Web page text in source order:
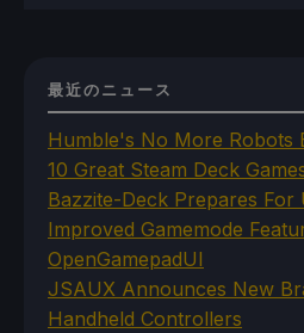
最近のニュース
Humble's No More Robots
10 Great Steam Deck
Bazzite-Deck Prepares For
Improved Gamemode
OpenGamepadUI
JSAUX Announces New
Handheld Controllers